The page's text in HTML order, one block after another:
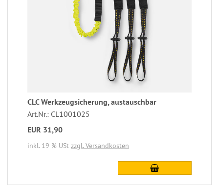
CLC Werkzeugsicherung, austauschbar
Art.Nr.: CL1001025
EUR 31,90
inkl. 19 % USt zzgl. Versandkosten